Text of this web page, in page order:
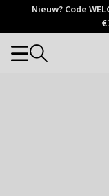
Otrium
Trustpilot
Nieuw? Code
Categories